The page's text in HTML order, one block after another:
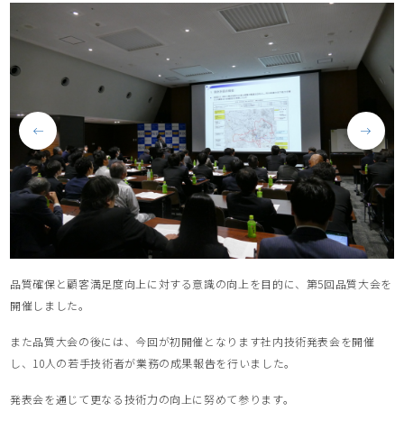
品質確保と顧客満足度向上に対する意識の向上を目的に、第5回品質大会を
開催しました。
また品質大会の後には、今回が初開催となります社内技術発表会を開催
し、10人の若手技術者が業務の成果報告を行いました。
発表会を通じて更なる技術力の向上に努めて参ります。